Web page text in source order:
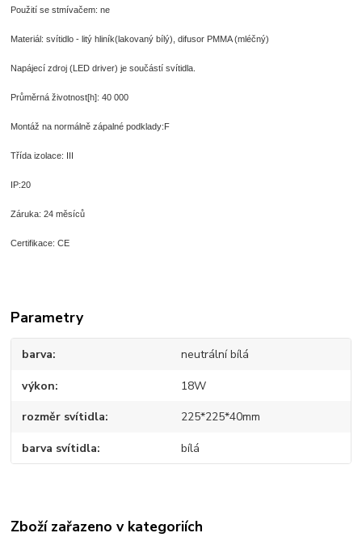
Použití se stmívačem: ne
Materiál: svítidlo - litý hliník(lakovaný bílý), difusor PMMA (mléčný)
Napájecí zdroj (LED driver) je součástí svítidla.
Průměrná životnost[h]: 40 000
Montáž na normálně zápalné podklady: F
Třída izolace:
IP:20
Záruka: 24 měsíců
Certifikace: CE
Parametry
barva neutrální bílá
výkon 18W
rozměr svítidla 225*225*40mm
barva svítidla bílá
Zboží zařazeno v kategoriích